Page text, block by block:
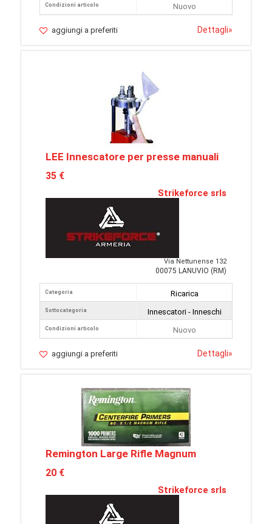
Condizioni articolo
Nuovo
aggiungi a preferiti Dettagli»
LEE Innescatore per presse manuali
35 €
Strikeforce srls
Via Nettunense 132
00075 LANUVIO (RM)
Categoria
Sottocategoria
Condizioni articolo
Ricarica
Innescatori - Inneschi
Nuovo
aggiungi a preferiti Dettagli»
Remington Large Rifle Magnum
20 €
Strikeforce srls